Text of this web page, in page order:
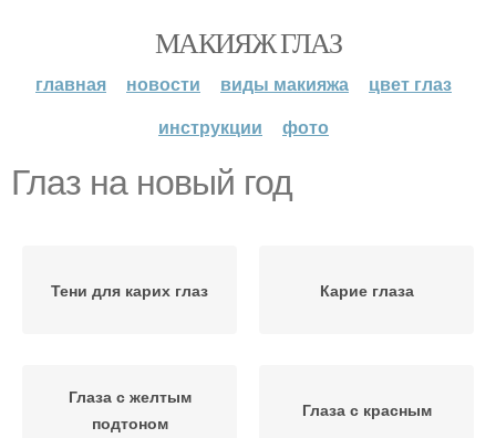
МАКИЯЖ ГЛАЗ
главная новости виды макияжа
цвет глаз
инструкции
фото
Глаз на новый год
Тени для карих глаз Карие глаза
Глаза с желтым
подтоном
Глаза с красным